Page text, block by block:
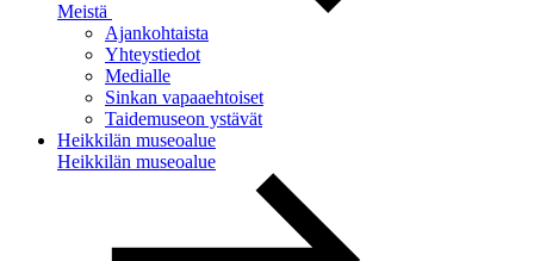
Meistä
Ajankohtaista
Yhteystiedot
Medialle
Sinkan vapaaehtoiset
Taidemuseon ystävät
Heikkilän museoalue
Heikkilän museoalue